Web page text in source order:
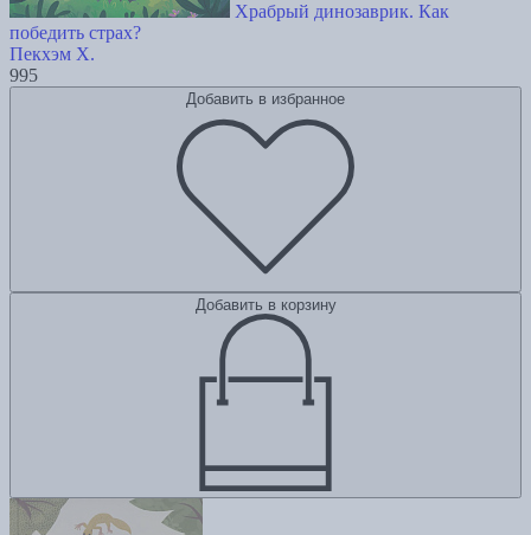
Храбрый динозаврик. Как
победить страх?
Пекхэм Х.
995
Добавить в избранное
Добавить в корзину